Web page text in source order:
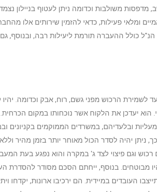
מדפסות משולבות וכדומה ניתן לעטוף בניילון
ומלאי פעילות, כדאי להזמין שירותים אלו
כולל ההעברה תורמת ליעילות רבה, ובנוסף,
הרכוש מפני גשם, רוח, אבק וכדומה.
הוא יעדכן את הלקוח אשר נוכחותו במקום
ובלעדיהם, במשרדים הממוקמים בקניונים
יהיה לסדר הכול מאוחר יותר בזמן מהיר
וגם פיצוי לצד ג' במקרה והוא נפגע בעת המעבר.
מבוטחים. בנוסף, ייחתם הסכם מסודר להסדרת
העובדים במיידית. הם ירכיבו ארונות, יקדחו